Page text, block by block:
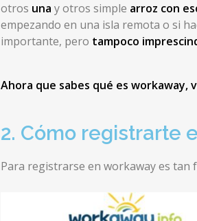
otros una y otros simple arroz con
empezando en una isla remota o si
importante, pero tampoco
Ahora que sabes qué es
2. Cómo registrarte
Para registrarse en workaway es tan